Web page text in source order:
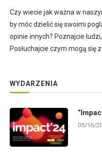
Czy wiecie jak ważna w
by móc dzielić się swoimi
opinie innych? Poznajcie
Posłuchajcie czym mogą się
WYDARZENIA
05/16/